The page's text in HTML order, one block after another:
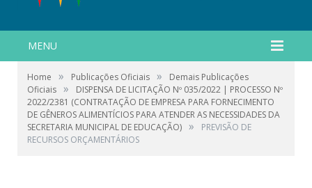
MENU
Home » Publicações Oficiais »
Demais Publicações
Oficiais »
DISPENSA DE LICITAÇÃO Nº 035/2022 | PROCESSO Nº
2022/2381 (CONTRATAÇÃO DE EMPRESA PARA FORNECIMENTO
DE GÊNEROS ALIMENTÍCIOS PARA ATENDER AS NECESSIDADES DA
SECRETARIA MUNICIPAL DE EDUCAÇÃO) »
PREVISÃO DE
RECURSOS ORÇAMENTÁRIOS